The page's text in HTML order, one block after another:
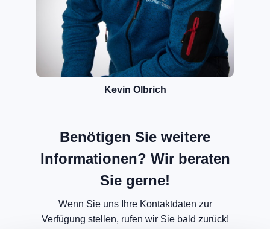
Kevin Olbrich
Benötigen Sie weitere
Informationen? Wir beraten
Sie gerne!
Wenn Sie uns Ihre Kontaktdaten zur
Verfügung stellen, rufen wir Sie bald zurück!